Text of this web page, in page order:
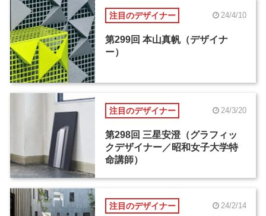
注目のデザイナー 24/4/10
第299回 本山真帆（デザイナ
ー）
注目のデザイナー 24/3/20
第298回 三星安澄（グラフィッ
クデザイナー／昭和女子大学特
命講師）
注目のデザイナー 24/2/14